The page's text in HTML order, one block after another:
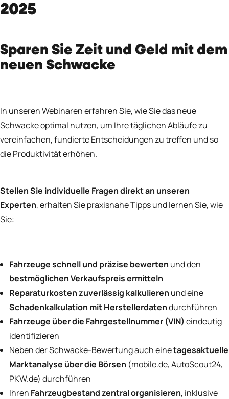
2025
Sparen Sie Zeit und Geld mit dem
neuen Schwacke
In unseren Webinaren erfahren Sie, wie Sie das neue
Schwacke optimal nutzen, um Ihre täglichen Abläufe zu
vereinfachen, fundierte Entscheidungen zu treffen und so
die Produktivität erhöhen.
Stellen Sie individuelle Fragen direkt an unseren
Experten, erhalten Sie praxisnahe Tipps und lernen Sie, wie
Sie:
Fahrzeuge schnell und präzise bewerten und den
bestmöglichen Verkaufspreis ermitteln
Reparaturkosten zuverlässig kalkulieren und eine
Schadenkalkulation mit Herstellerdatendurchführen
Fahrzeuge über die Fahrgestellnummer (VIN) eindeutig
identifizieren
Neben der Schwacke-Bewertung auch einetagesaktuelle
Marktanalyse über die Börsen (mobile.de, AutoScout24,
PKW.de) durchführen
Ihren Fahrzeugbestand zentral organisieren, inklusive